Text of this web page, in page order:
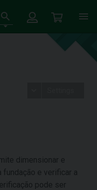
dimensionar e
fundação e verificar a
pode ser